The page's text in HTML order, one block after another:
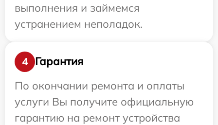
выполнения и займемся
устранением неполадок.
4
Гарантия
По окончании ремонта и оплаты
услуги Вы получите официальную
гарантию на ремонт устройства